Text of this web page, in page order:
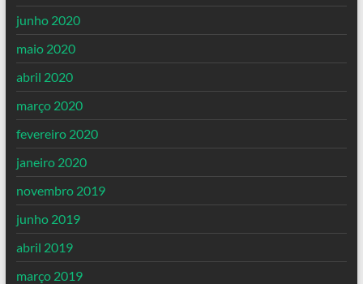
junho 2020
maio 2020
abril 2020
março 2020
fevereiro 2020
janeiro 2020
novembro 2019
junho 2019
abril 2019
março 2019